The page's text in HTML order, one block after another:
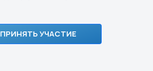
ПРИНЯТЬ УЧАСТИЕ